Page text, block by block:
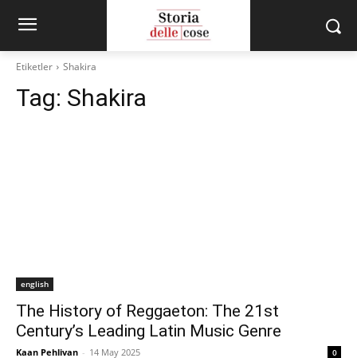
Etiketler Shakira
Tag: Shakira
english
The History of Reggaeton: The 21st
Century’s Leading Latin Music Genre
Kaan Pehlivan - 14 May 2025 0